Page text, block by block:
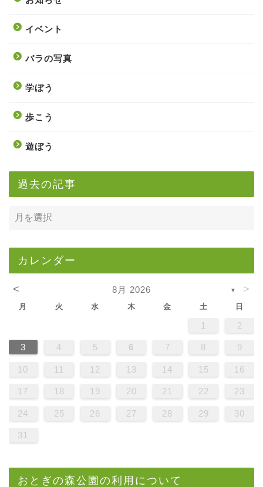
イベント
バラの写真
学ぼう
歩こう
遊ぼう
過去の記事
カレンダー
< 8月 2026 ▼ >
月 火 水 木 金 土 日
1 2
3 4 5 6 7 8 9
10 11 12 13 14 15 16
17 18 19 20 21 22 23
24 25 26 27 28 29 30
31
おとぎの森公園の利用について